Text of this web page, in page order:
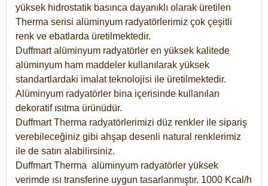
yüksek hidrostatik basınca dayanıklı olarak üretilen
Therma serisi alüminyum radyatörlerimiz çok çeşitli
renk ve ebatlarda üretilmektedir.
Duffmart alüminyum radyatörler en yüksek kalitede
alüminyum ham maddeler kullanılarak yüksek
standartlardaki imalat teknolojisi ile üretilmektedir.
Alüminyum radyatörler bina içerisinde kullanılan
dekoratif ısıtma ürünüdür.
Duffmart Therma radyatörlerimizi düz renkler ile sipariş
verebileceğiniz gibi ahşap desenli natural renklerimiz
ile de satın alabilirsiniz.
Duffmart Therma alüminyum radyatörler yüksek
verimde ısı transferine uygun tasarlanmıştır. 1000 Kcal/h